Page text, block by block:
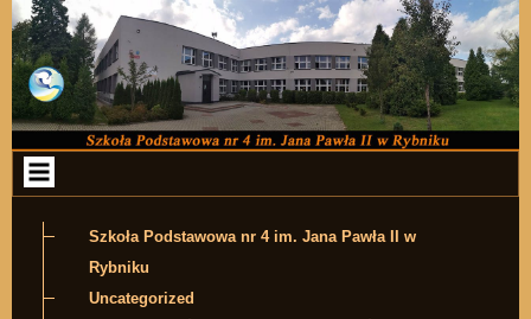
Przejdź do zawartości
Szkoła Podstawowa nr 4 im. Jana Pawła II w
Rybniku
Uncategorized